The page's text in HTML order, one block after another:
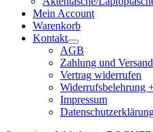
Mein Account
Warenkorb
Kontakt
AGB
Zahlung und Versand
Vertrag widerrufen
Widerrufsbelehrung
Impressum